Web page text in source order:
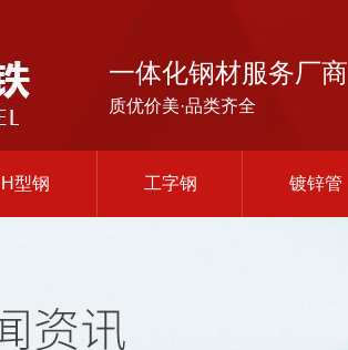
一体化钢材服务厂商
质优价美·品类齐全
H型钢 工字钢 镀锌管